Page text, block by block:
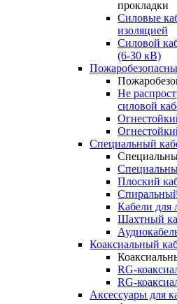
прокладки
Силовые
изоляцией
Силовой
(6-30 кВ)
Не
силовой
Специальный
Плоский
Кабели для
Шахтный
Коаксиальный
RG-
RG-
Аксессуары для